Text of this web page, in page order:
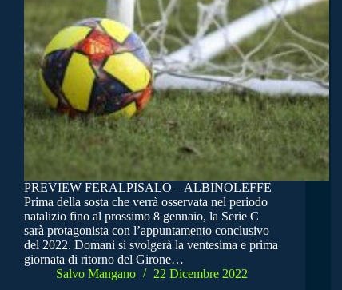
PREVIEW FERALPISALO – ALBINOLEFFE
Prima della sosta che verrà osservata nel periodo
natalizio fino al prossimo 8 gennaio, la Serie C
sarà protagonista con l’appuntamento conclusivo
del 2022. Domani si svolgerà la ventesima e prima
giornata di ritorno del Girone…
Salvo Mangano
22 Dicembre 2022